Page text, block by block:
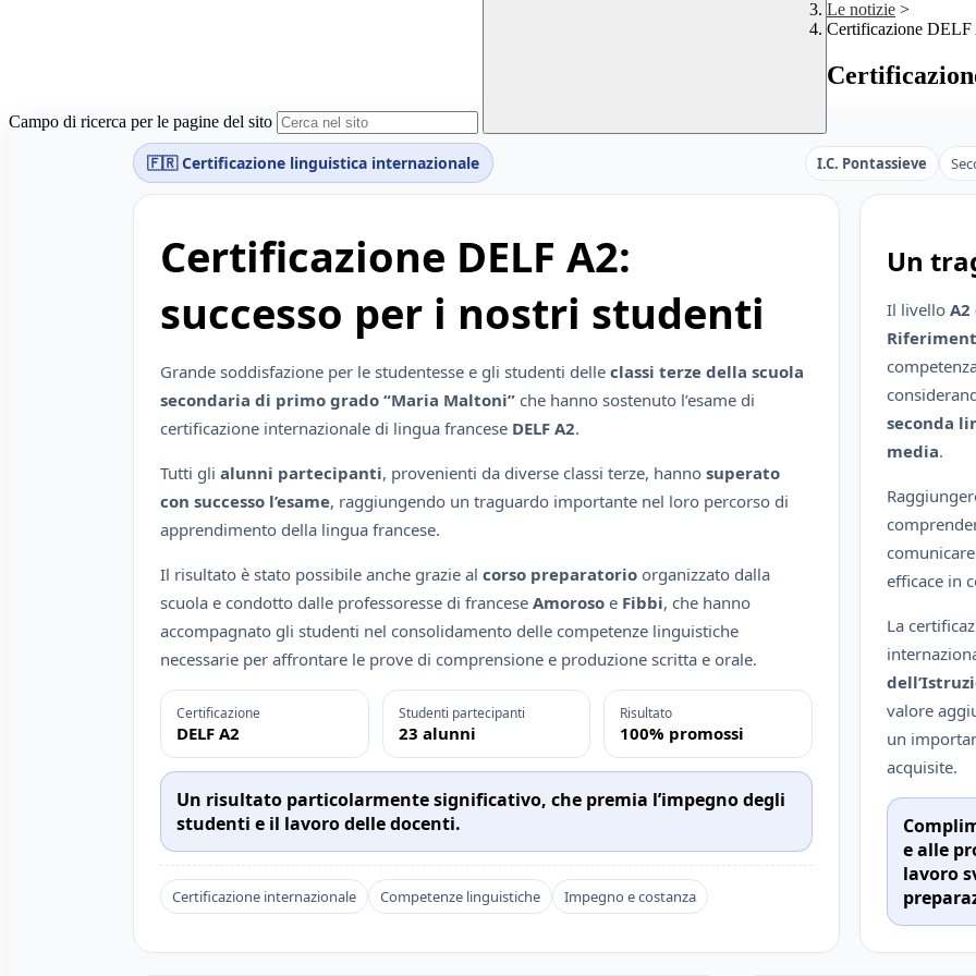
Campo di ricerca per le pagine del sito
Le notizie >
Certificazione DELF
🇫🇷 Certificazione linguistica internazionale I.C. Pontassieve
Certificazione DELF A2:
successo per i nostri studenti
Grande soddisfazione per le studentesse e gli studenti delle classi terze della scuola
secondaria di primo grado “Maria Maltoni” che hanno sostenuto l’esame di
certificazione internazionale di lingua francese DELF A2.
Tutti gli alunni partecipanti, provenienti da diverse classi terze, hanno superato
con successo l’esame, raggiungendo un traguardo importante nel loro percorso di
apprendimento della lingua francese.
Il risultato è stato possibile anche grazie al corso preparatorio organizzato dalla
scuola e condotto dalle professoresse di francese Amoroso e Fibbi, che hanno
accompagnato gli studenti nel consolidamento delle competenze linguistiche
necessarie per affrontare le prove di comprensione e produzione scritta e orale.
Certificazione
DELF A2
Studenti partecipanti
23 alunni
Risultato
100% promossi
Un risultato particolarmente significativo, che premia l’impegno degli
studenti e il lavoro delle docenti.
Certificazione internazionale Competenze linguistiche Impegno e costanza
Un
Il livello
seconda
media.
efficace in
La
valore
un
acquisite.
e alle
lavoro